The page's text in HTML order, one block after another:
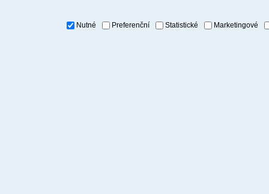
Nutné Preferenční Statistické Marketingové